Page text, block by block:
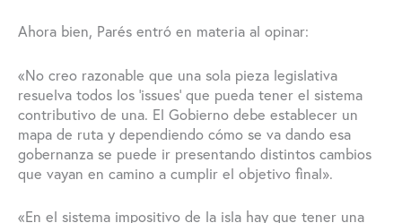
Ahora bien, Parés entró en materia al opinar:
«No creo razonable que una sola pieza legislativa
resuelva todos los ‘issues’ que pueda tener el sistema
contributivo de una. El Gobierno debe establecer un
mapa de ruta y dependiendo cómo se va dando esa
gobernanza se puede ir presentando distintos cambios
que vayan en camino a cumplir el objetivo final».
«En el sistema impositivo de la isla hay que tener una